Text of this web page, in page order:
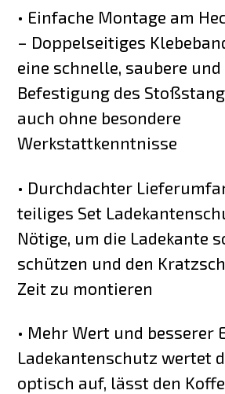
• Einfache Montage am
– Doppelseitiges
eine schnelle, saubere
Befestigung des
auch ohne besondere
Werkstattkenntnisse
• Durchdachter
teiliges Set
Nötige, um die Ladekante
schützen und den
Zeit zu montieren
• Mehr Wert und besserer
Ladekantenschutz wertet
optisch auf, lässt den